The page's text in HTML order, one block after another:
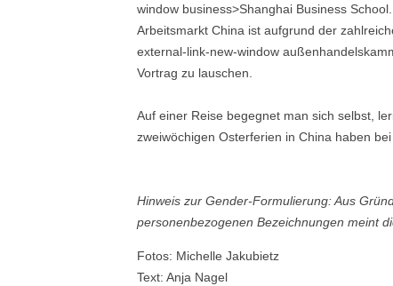
window business>Shanghai Business
Arbeitsmarkt China ist aufgrund der
external-link-new-window
Vortrag zu lauschen.
Auf einer Reise begegnet man sich selbst,
zweiwöchigen Osterferien in China haben
Hinweis zur Gender-Formulierung: Aus
personenbezogenen Bezeichnungen meint
Fotos: Michelle Jakubietz
Text: Anja Nagel